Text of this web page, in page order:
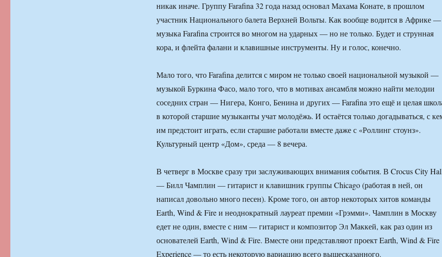
никак иначе. Группу Farafina 32 года назад основал Махама Конате, в прошлом
участник Национального балета Верхней Вольты. Как вообще водится в Африке —
музыка Farafina строится во многом на ударных — но не только. Будет и струнная
кора, и флейта фалани и клавишные инструменты. Ну и голос, конечно.
Мало того, что Farafina делится с миром не только своей национальной музыкой —
музыкой Буркина Фасо, мало того, что в мотивах ансамбля можно найти мелодии
соседних стран — Нигера, Конго, Бенина и других — Farafina это ещё и целая
в которой старшие музыканты учат молодёжь. И остаётся только догадываться, с
им предстоит играть, если старшие работали вместе даже с «Роллинг стоунз».
Культурный центр «Дом», среда — 8 вечера.
В четверг в Москве сразу три заслуживающих внимания события. В Crocus City
— Билл Чамплин — гитарист и клавишник группы Chicago (работая в ней, он
написал довольно много песен). Кроме того, он автор некоторых хитов команды
Earth, Wind & Fire и неоднократный лауреат премии «Грэмми». Чамплин в Москву
едет не один, вместе с ним — гитарист и композитор Эл Маккей, как раз один из
основателей Earth, Wind & Fire. Вместе они представляют проект Earth, Wind & Fire
Experience — то есть некоторую вариацию всего вышесказанного.